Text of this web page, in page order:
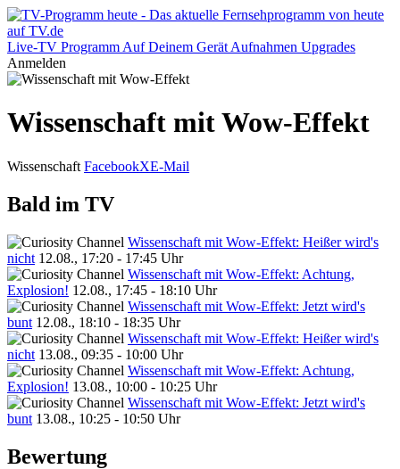
Live-TV Programm Auf Deinem Gerät Aufnahmen Upgrades
Anmelden
Wissenschaft mit Wow-Effekt
Wissenschaft FacebookXE-Mail
Bald im TV
Wissenschaft mit Wow-Effekt: Heißer wird's
nicht 12.08., 17:20 - 17:45 Uhr
Wissenschaft mit Wow-Effekt: Achtung,
Explosion! 12.08., 17:45 - 18:10 Uhr
Wissenschaft mit Wow-Effekt: Jetzt wird's
bunt 12.08., 18:10 - 18:35 Uhr
Wissenschaft mit Wow-Effekt: Heißer wird's
nicht 13.08., 09:35 - 10:00 Uhr
Wissenschaft mit Wow-Effekt: Achtung,
Explosion! 13.08., 10:00 - 10:25 Uhr
Wissenschaft mit Wow-Effekt: Jetzt wird's
bunt 13.08., 10:25 - 10:50 Uhr
Bewertung